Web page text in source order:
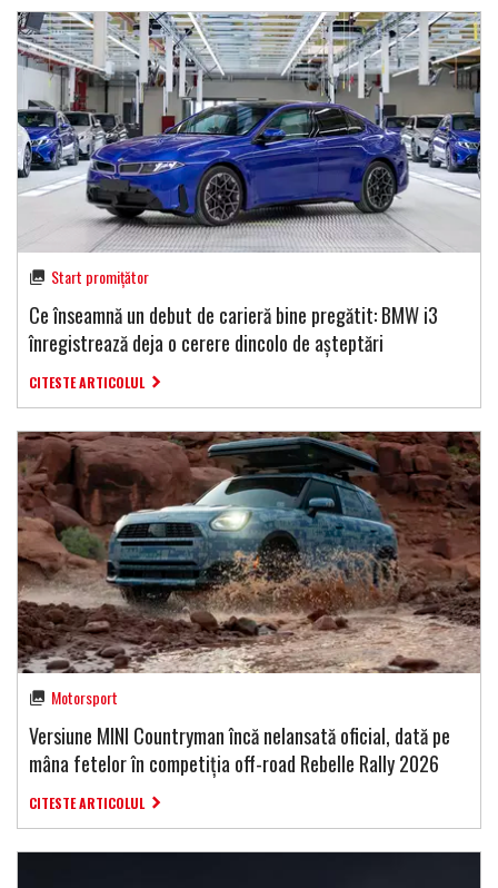
Start promițător
Ce înseamnă un debut de carieră bine pregătit: BMW i3
înregistrează deja o cerere dincolo de așteptări
CITESTE ARTICOLUL
Motorsport
Versiune MINI Countryman încă nelansată oficial, dată pe
mâna fetelor în competiția off-road Rebelle Rally 2026
CITESTE ARTICOLUL